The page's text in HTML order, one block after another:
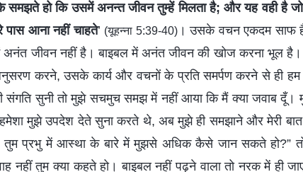
समझते हो कि उसमें अनन्त जीवन तुम्हें मिलता है; और यह वही है जो
पास आना नहीं चाहते’ (यूहन्ना 5:39-40)। उसके वचन एकदम साफ हैं।
जीवन नहीं है। बाइबल में अनंत जीवन की खोज करना भूल है।
करने, उसके कार्य और वचनों के प्रति समर्पण करने से ही
संगति सुनी तो मुझे सचमुच समझ में नहीं आया कि मैं क्या जवाब दूँ।
हमेशा मुझे उपदेश देते सुना करते थे, अब मुझे ही समझाने और मेरी
तुम प्रभु में आस्था के बारे में मुझसे अधिक कैसे जान सकते हो?”
नहीं तुम क्या कहते हो। बाइबल नहीं पढ़ने वाला तो नरक में ही